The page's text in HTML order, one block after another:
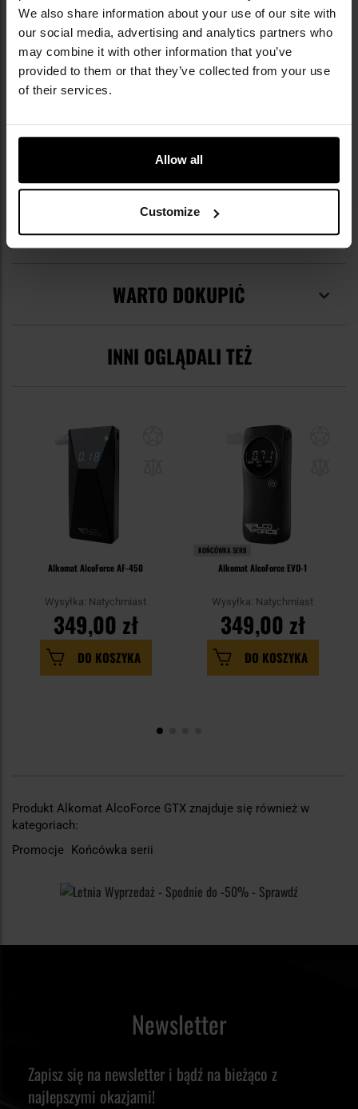
We also share information about your use of our site with
our social media, advertising and analytics partners who
may combine it with other information that you’ve
provided to them or that they’ve collected from your use
of their services.
Allow all
Customize
DANE TECHNICZNE
5901687921976
Producent
AlcoForce
OPINIE
WARTO DOKUPIĆ
INNI OGLĄDALI TEŻ
Alkomat AlcoForce AF-450
Wysyłka: Natychmiast
349,00 zł
DO KOSZYKA
KOŃCÓWKA SERII
Alkomat AlcoForce EVO-1
Wysyłka: Natychmiast
349,00 zł
DO KOSZYKA
Produkt Alkomat AlcoForce GTX znajduje się również w
kategoriach:
Promocje Końcówka serii
Newsletter
Zapisz się na newsletter i bądź na bieżąco z
najlepszymi okazjami!